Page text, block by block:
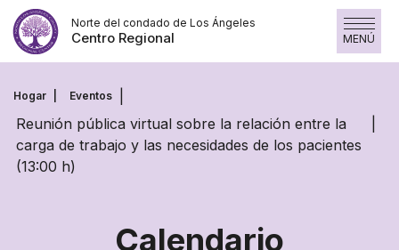
Saltar
contenido
Norte del condado de Los Ángeles
Centro Regional MENÚ
Hogar Eventos
Reunión pública virtual sobre la relación entre la
carga de trabajo y las necesidades de los pacientes
(13:00 h)
Calendario